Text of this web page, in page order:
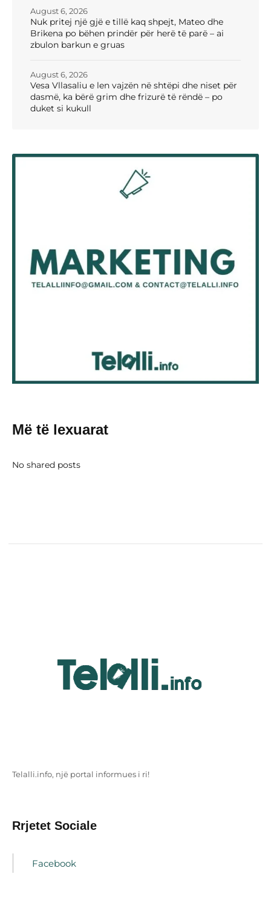
Nuk pritej një gjë e tillë kaq shpejt, Mateo dhe
Brikena po bëhen prindër për herë të parë – ai
zbulon barkun e gruas
August 6, 2026
Vesa Vllasaliu e len vajzën në shtëpi dhe niset për
dasmë, ka bërë grim dhe frizurë të rëndë – po
duket si kukull
August 6, 2026
Më të lexuarat
No shared posts
Telalli.info, një portal informues i ri!
Rrjetet Sociale
Facebook